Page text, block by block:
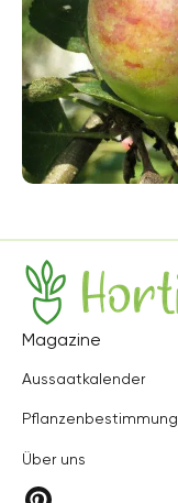
Hortica
Magazine
Aussaatkalender
Pflanzenbestimmung
Über uns